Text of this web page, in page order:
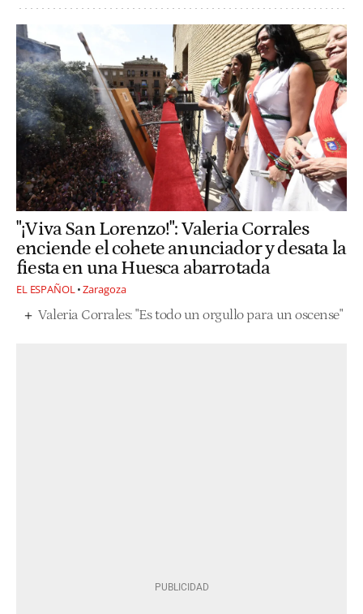
"¡Viva San Lorenzo!": Valeria Corrales
enciende el cohete anunciador y desata la
fiesta en una Huesca abarrotada
EL ESPAÑOL Zaragoza
Valeria Corrales: "Es todo un orgullo para un oscense"